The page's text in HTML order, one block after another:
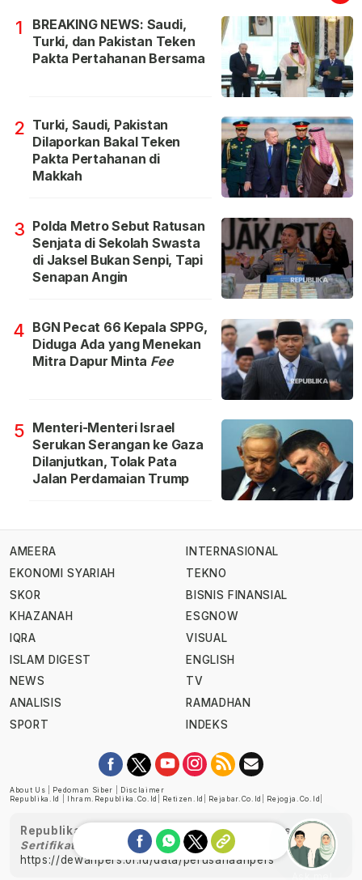
1
BREAKING NEWS: Saudi,
Turki, dan Pakistan Teken
Pakta Pertahanan Bersama
2 Turki, Saudi, Pakistan
Dilaporkan Bakal Teken
Pakta Pertahanan di
Makkah
3 Polda Metro Sebut Ratusan
Senjata di Sekolah Swasta
di Jaksel Bukan Senpi, Tapi
Senapan Angin
4 BGN Pecat 66 Kepala SPPG,
Diduga Ada yang Menekan
Mitra Dapur Minta Fee
5 Menteri-Menteri Israel
Serukan Serangan ke Gaza
Dilanjutkan, Tolak Pata
Jalan Perdamaian Trump
AMEERA
EKONOMI SYARIAH
SKOR
KHAZANAH
IQRA
ISLAM DIGEST
NEWS
ANALISIS
SPORT
INTERNASIONAL
TEKNO
BISNIS FINANSIAL
ESGNOW
VISUAL
ENGLISH
TV
RAMADHAN
INDEKS
About Us Pedoman Siber
Disclaimer
Republika.id
Ihram.republika.co.id Retizen.id Rejabar.co.id Rejogja.co.id
Republika telah diverifikasi oleh Dewan Pers
Sertifikat Nomor 1058/DP-Verifikasi/K/XII/2022
https://dewanpers.or.id/data/perusahaanpers